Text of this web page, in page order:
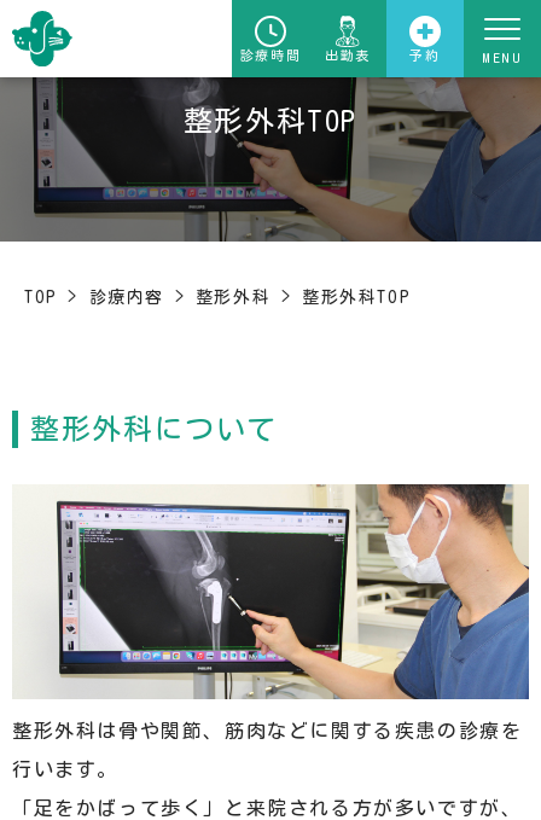
診療時間 出勤表 予約
整形外科TOP
TOP > 診療内容 > 整形外科 > 整形外科TOP
整形外科について
整形外科は骨や関節、筋肉などに関する疾患の診療を
行います。
「足をかばって歩く」と来院される方が多いですが、